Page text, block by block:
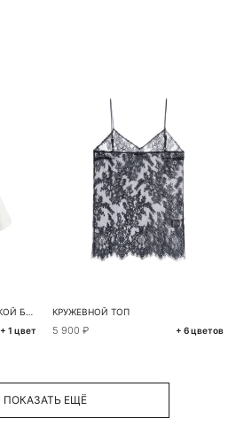
КОРСЕТ С БАСКОЙ И ВЫШИВКОЙ БИСЕРОМ
+ 1 цвет
КРУЖЕВНОЙ ТОП
5 900 ₽ + 6 цветов
ПОКАЗАТЬ ЕЩЁ